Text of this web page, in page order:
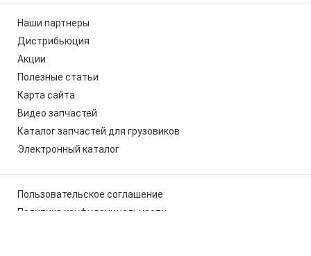
Наши партнеры
Дистрибьюция
Акции
Полезные статьи
Карта сайта
Видео запчастей
Каталог запчастей для грузовиков
Электронный каталог
Пользовательское соглашение
Политика конфиденциальности